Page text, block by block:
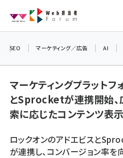
ン
seo (3516)
youtube (2420)
SEO マーケティング／広告 AI
マーケティングプラットフ
とSprocketが連携開始
索に応じたコンテンツ表
ロックオンのアドエビスと
が連携し、コンバージョン率を